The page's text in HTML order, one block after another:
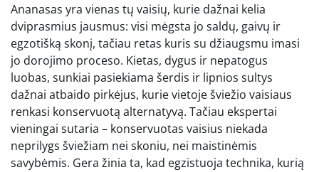
Ananasas yra vienas tų vaisių, kurie dažnai kelia
dviprasmius jausmus: visi mėgsta jo saldų, gaivų ir
egzotišką skonį, tačiau retas kuris su džiaugsmu imasi
jo dorojimo proceso. Kietas, dygus ir nepatogus
luobas, sunkiai pasiekiama šerdis ir lipnios sultys
dažnai atbaido pirkėjus, kurie vietoje šviežio vaisiaus
renkasi konservuotą alternatyvą. Tačiau ekspertai
vieningai sutaria – konservuotas vaisius niekada
neprilygs šviežiam nei skoniu, nei maistinėmis
savybėmis. Gera žinia ta, kad egzistuoja technika, kurią